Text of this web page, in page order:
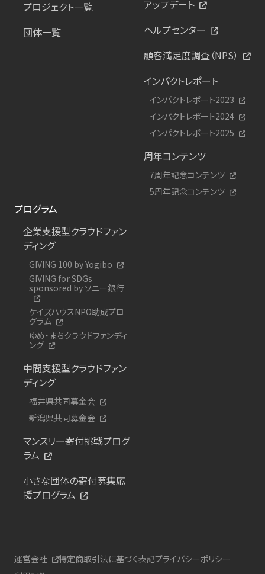
プロジェクト一覧
団体一覧
アップデート
ヘルプセンター
顧客満足度調査（NPS）
インパクトレポート
インパクトレポート2023
インパクトレポート2024
インパクトレポート2025
周年コンテンツ
7周年記念コンテンツ
5周年記念コンテンツ
プログラム
企業支援型クラウドファン
ディング
GIVING 100 by Yogibo
GIVING for SDGs
sponsored by ソニー銀行
ケイズハウスNPO助成プロ
グラム
ゆめ・まちクラウドファンディ
ング
中間支援型クラウドファン
ディング
福井県共同募金会
新潟県共同募金会
マンスリー寄付挑戦プログ
ラム
小さな団体の寄付募集応
援プログラム
運営会社 特定商取引法に基づく表記プライバシーポリシー